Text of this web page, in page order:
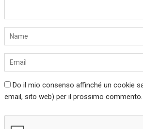
Do il mio consenso affinché un cookie
email, sito web) per il prossimo commento.